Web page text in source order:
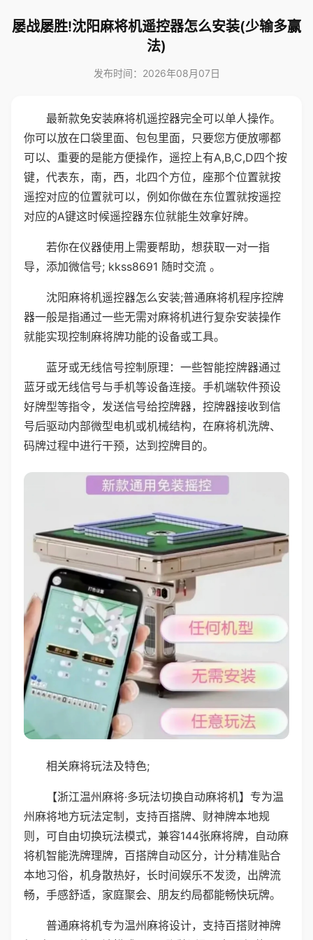
屡战屡胜!沈阳麻将机遥控器怎么安装(少输多赢
法)
发布时间：2026年08月07日
最新款免安装麻将机遥控器完全可以单人操作。
你可以放在口袋里面、包包里面，只要您方便放哪都
可以、重要的是能方便操作，遥控上有A,B,C,D四个按
键，代表东，南，西，北四个方位，座那个位置就按
遥控对应的位置就可以，例如你做在东位置就按遥控
对应的A键这时候遥控器东位就能生效拿好牌。
若你在仪器使用上需要帮助，想获取一对一指
导，添加微信号; kkss8691 随时交流 。
沈阳麻将机遥控器怎么安装;普通麻将机程序控牌
器一般是指通过一些无需对麻将机进行复杂安装操作
就能实现控制麻将牌功能的设备或工具。
蓝牙或无线信号控制原理：一些智能控牌器通过
蓝牙或无线信号与手机等设备连接。手机端软件预设
好牌型等指令，发送信号给控牌器，控牌器接收到信
号后驱动内部微型电机或机械结构，在麻将机洗牌、
码牌过程中进行干预，达到控牌目的。
相关麻将玩法及特色;
【浙江温州麻将·多玩法切换自动麻将机】专为温
州麻将地方玩法定制，支持百搭牌、财神牌本地规
则，可自由切换玩法模式，兼容144张麻将牌，自动麻
将机智能洗牌理牌，百搭牌自动区分，计分精准贴合
本地习俗，机身散热好，长时间娱乐不发烫，出牌流
畅，手感舒适，家庭聚会、朋友约局都能畅快玩牌。
普通麻将机专为温州麻将设计，支持百搭财神牌